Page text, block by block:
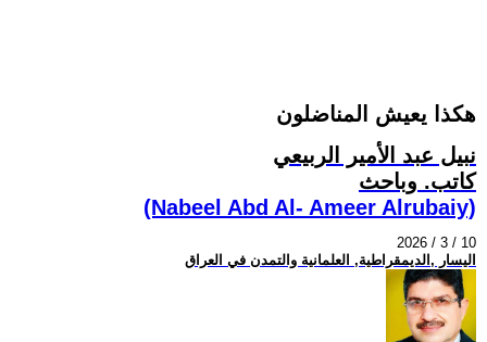
هكذا يعيش المناضلون
نبيل عبد الأمير الربيعي
كاتب. وباحث
(Nabeel Abd Al- Ameer Alrubaiy)
2026 / 3 / 10
اليسار ,الديمقراطية, العلمانية والتمدن في العراق